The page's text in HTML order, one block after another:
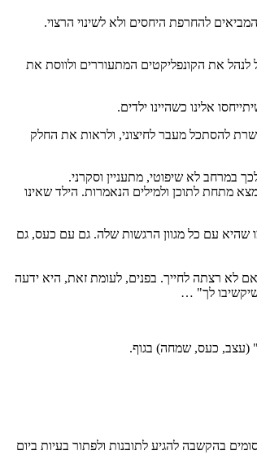
להחרפת היחסים ולא לשינוי הרצוי.
לנהל את הקונפליקטים המתעוררים ולווסת את
אלינו כשהיינו ילדים.
להסתכל מעבר לחיצוני, ולראות את החלק
לא שיפוטי, מתעניין וסקרני.
מתחת לתוכן ולמילים הנאמרות. הילד שאינו
שהיא עם כל מגוון הרגשות שלה. גם עם כעס, גם
לא רצתה לחייך. בפנים, לעומת זאת, היא ידעה
לך" …
(עצב, כעס, שמחה) בגוף.
בהקשבה להגיע לתובנות ולפתור בעיות ביום